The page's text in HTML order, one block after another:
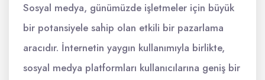
Sosyal medya, günümüzde işletmeler için büyük
bir potansiyele sahip olan etkili bir pazarlama
aracıdır. İnternetin yaygın kullanımıyla birlikte,
sosyal medya platformları kullanıcılarına geniş bir